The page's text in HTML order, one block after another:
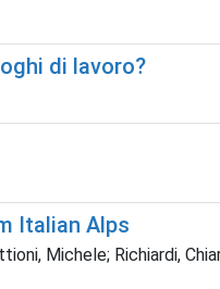
di lavoro?
Italian Alps
Michele; Richiardi,